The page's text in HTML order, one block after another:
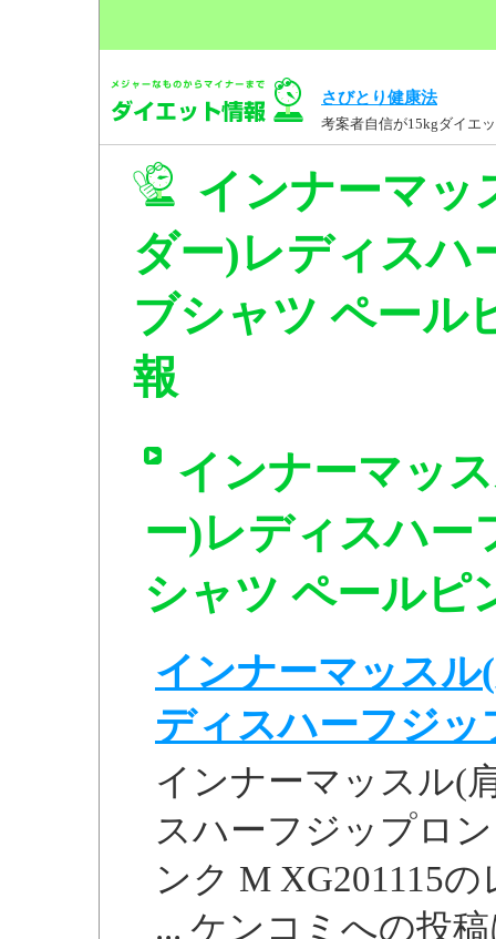
さびとり健康法
考案者自信が15kgダイエ
インナーマッ
ダー)レディスハ
ブシャツ ペール
報
インナーマッ
ー)レディスハー
シャツ ペールピ
インナーマッス
ディスハーフジッ
インナーマッスル(
スハーフジップロ
ンク M XG201115
... ケンコミへの投